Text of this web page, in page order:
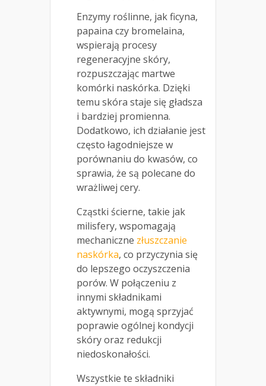
Enzymy roślinne, jak ficyna,
papaina czy bromelaina,
wspierają procesy
regeneracyjne skóry,
rozpuszczając martwe
komórki naskórka. Dzięki
temu skóra staje się gładsza
i bardziej promienna.
Dodatkowo, ich działanie jest
często łagodniejsze w
porównaniu do kwasów, co
sprawia, że są polecane do
wrażliwej cery.
Cząstki ścierne, takie jak
milisfery, wspomagają
mechaniczne złuszczanie
naskórka, co przyczynia się
do lepszego oczyszczenia
porów. W połączeniu z
innymi składnikami
aktywnymi, mogą sprzyjać
poprawie ogólnej kondycji
skóry oraz redukcji
niedoskonałości.
Wszystkie te składniki